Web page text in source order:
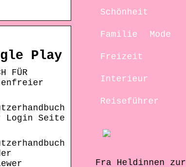
Play
FÜR
Login Seite
Schönheit
Familie Mode
Freizeit
Interieur
Reiseführer
Fra Heldinnen zur